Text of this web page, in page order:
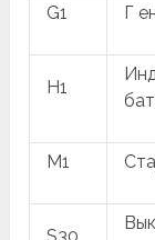
G1 Г
H1
M1